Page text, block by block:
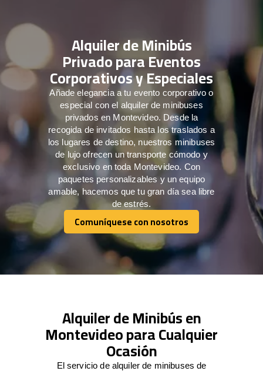
Alquiler de Minibús
Privado para Eventos
Corporativos y Especiales
Añade elegancia a tu evento corporativo o
especial con el alquiler de minibuses
privados en Montevideo. Desde la
recogida de invitados hasta los traslados a
los lugares de destino, nuestros minibuses
de lujo ofrecen un transporte cómodo y
exclusivo en toda Montevideo. Con
paquetes personalizables y un equipo
amable, hacemos que tu gran día sea libre
de estrés.
Comuníquese con nosotros
Comuníquese con nosotros
Alquiler de Minibús en
Montevideo para Cualquier
Ocasión
El servicio de alquiler de minibuses de